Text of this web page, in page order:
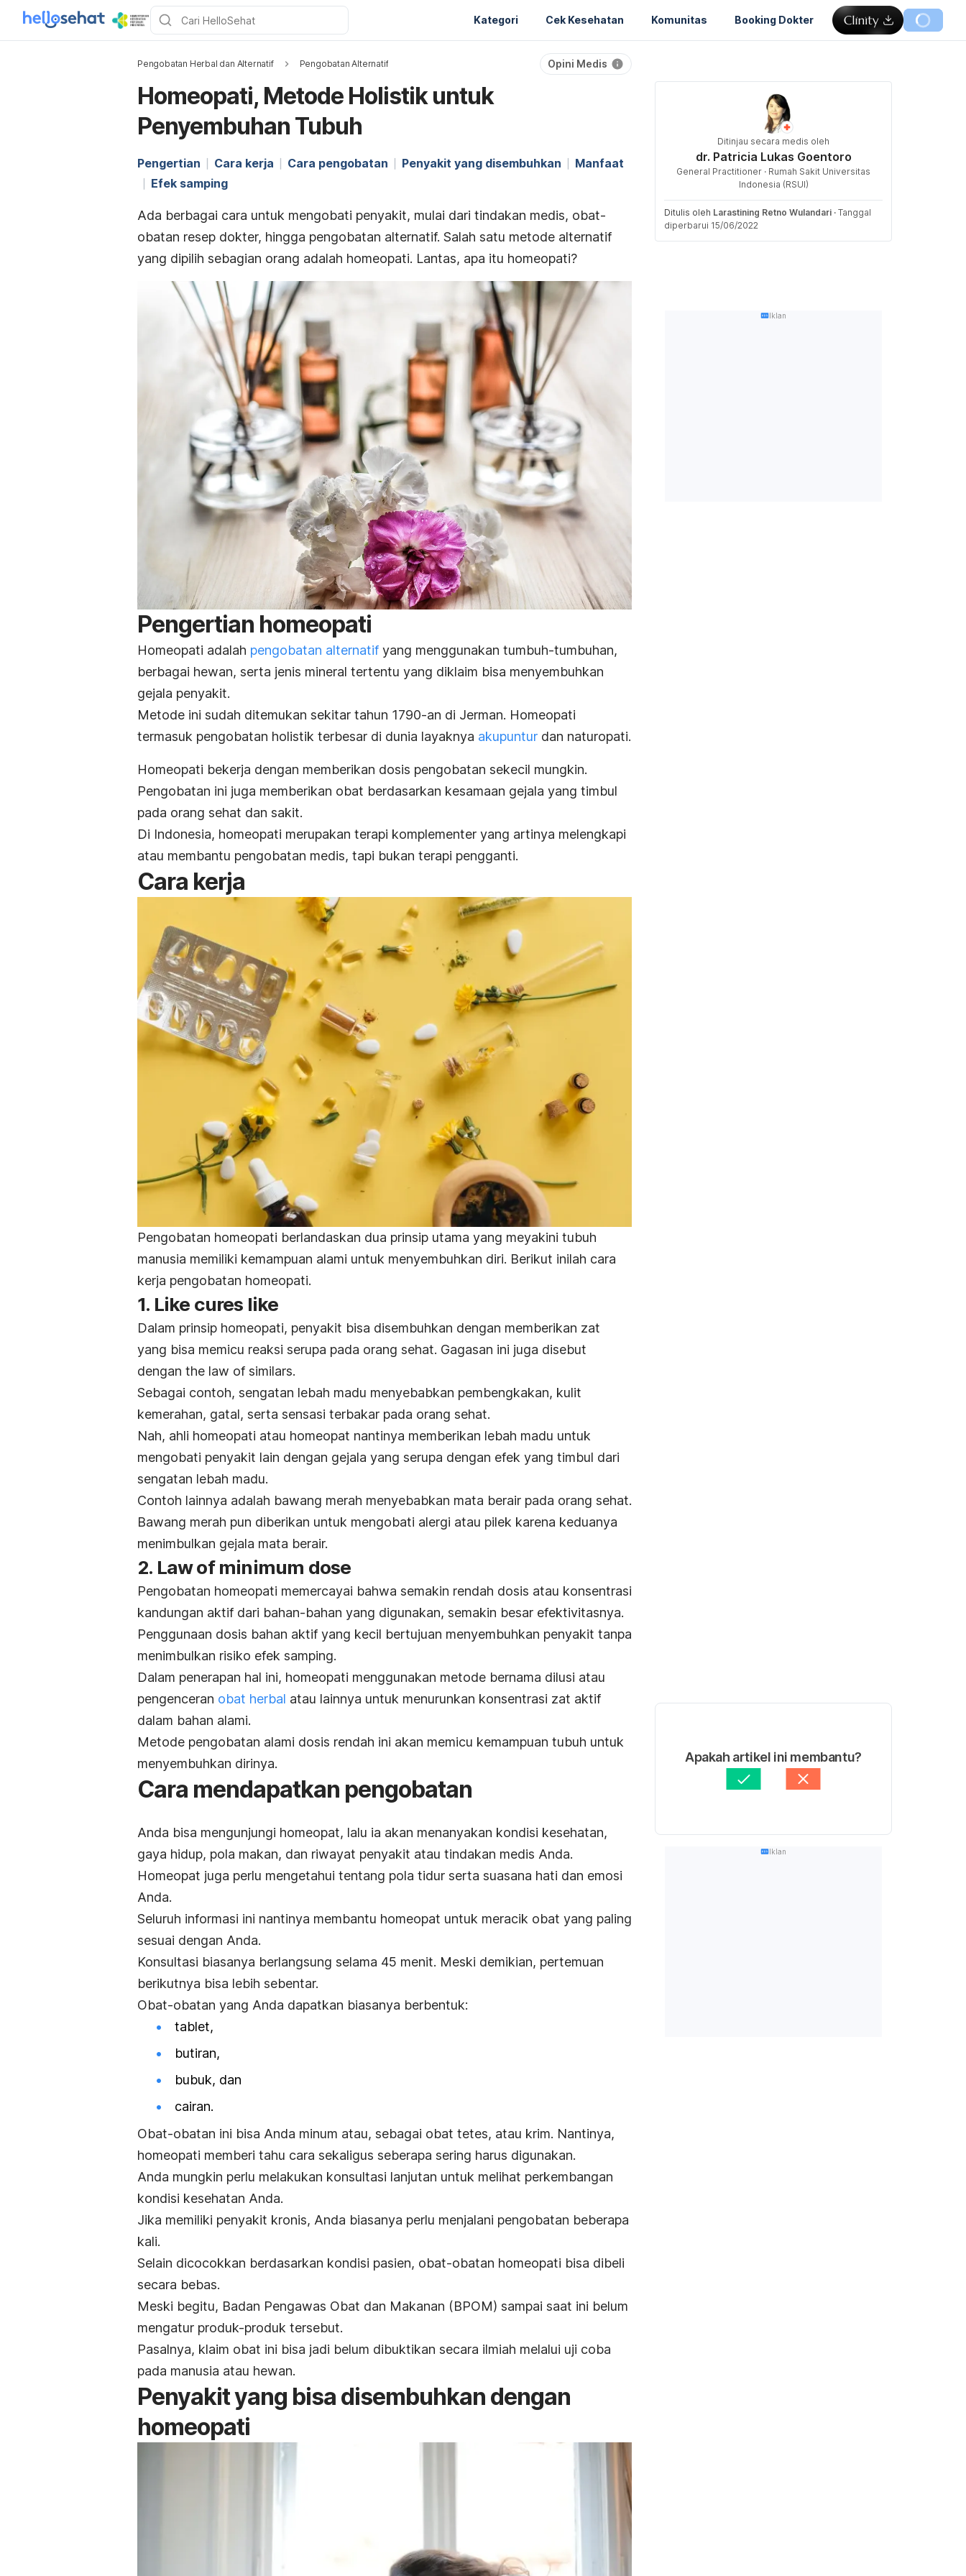
Kategori Cek Kesehatan Komunitas Booking Dokter
Pengobatan Herbal dan Alternatif Pengobatan Alternatif Opini Medis
Homeopati, Metode Holistik untuk
Penyembuhan Tubuh
Pengertian Cara kerja Cara pengobatan Penyakit yang disembuhkan
Manfaat
Efek samping
Ada berbagai cara untuk mengobati penyakit, mulai dari tindakan medis, obat-
obatan resep dokter, hingga pengobatan alternatif. Salah satu metode alternatif
yang dipilih sebagian orang adalah homeopati. Lantas, apa itu homeopati?
Pengertian homeopati
Homeopati adalah pengobatan alternatif yang menggunakan tumbuh-tumbuhan,
berbagai hewan, serta jenis mineral tertentu yang diklaim bisa menyembuhkan
gejala penyakit.
Metode ini sudah ditemukan sekitar tahun 1790-an di Jerman. Homeopati
termasuk pengobatan holistik terbesar di dunia layaknya akupuntur dan naturopati.
Homeopati bekerja dengan memberikan dosis pengobatan sekecil mungkin.
Pengobatan ini juga memberikan obat berdasarkan kesamaan gejala yang timbul
pada orang sehat dan sakit.
Di Indonesia, homeopati merupakan terapi komplementer yang artinya melengkapi
atau membantu pengobatan medis, tapi bukan terapi pengganti.
Cara kerja
Pengobatan homeopati berlandaskan dua prinsip utama yang meyakini tubuh
manusia memiliki kemampuan alami untuk menyembuhkan diri. Berikut inilah cara
kerja pengobatan homeopati.
1. Like cures like
Dalam prinsip homeopati, penyakit bisa disembuhkan dengan memberikan zat
yang bisa memicu reaksi serupa pada orang sehat. Gagasan ini juga disebut
dengan the law of similars.
Sebagai contoh, sengatan lebah madu menyebabkan pembengkakan, kulit
kemerahan, gatal, serta sensasi terbakar pada orang sehat.
Nah, ahli homeopati atau homeopat nantinya memberikan lebah madu untuk
mengobati penyakit lain dengan gejala yang serupa dengan efek yang timbul dari
sengatan lebah madu.
Contoh lainnya adalah bawang merah menyebabkan mata berair pada orang sehat.
Bawang merah pun diberikan untuk mengobati alergi atau pilek karena keduanya
menimbulkan gejala mata berair.
2. Law of minimum dose
Pengobatan homeopati memercayai bahwa semakin rendah dosis atau konsentrasi
kandungan aktif dari bahan-bahan yang digunakan, semakin besar efektivitasnya.
Penggunaan dosis bahan aktif yang kecil bertujuan menyembuhkan penyakit tanpa
menimbulkan risiko efek samping.
Dalam penerapan hal ini, homeopati menggunakan metode bernama dilusi atau
pengenceran obat herbal atau lainnya untuk menurunkan konsentrasi zat aktif
dalam bahan alami.
Metode pengobatan alami dosis rendah ini akan memicu kemampuan tubuh untuk
menyembuhkan dirinya.
Cara mendapatkan pengobatan
Anda bisa mengunjungi homeopat, lalu ia akan menanyakan kondisi kesehatan,
gaya hidup, pola makan, dan riwayat penyakit atau tindakan medis Anda.
Homeopat juga perlu mengetahui tentang pola tidur serta suasana hati dan emosi
Anda.
Seluruh informasi ini nantinya membantu homeopat untuk meracik obat yang paling
sesuai dengan Anda.
Konsultasi biasanya berlangsung selama 45 menit. Meski demikian, pertemuan
berikutnya bisa lebih sebentar.
Obat-obatan yang Anda dapatkan biasanya berbentuk:
tablet,
butiran,
bubuk, dan
cairan.
Obat-obatan ini bisa Anda minum atau, sebagai obat tetes, atau krim. Nantinya,
homeopati memberi tahu cara sekaligus seberapa sering harus digunakan.
Anda mungkin perlu melakukan konsultasi lanjutan untuk melihat perkembangan
kondisi kesehatan Anda.
Jika memiliki penyakit kronis, Anda biasanya perlu menjalani pengobatan beberapa
kali.
Selain dicocokkan berdasarkan kondisi pasien, obat-obatan homeopati bisa dibeli
secara bebas.
Meski begitu, Badan Pengawas Obat dan Makanan (BPOM) sampai saat ini belum
mengatur produk-produk tersebut.
Pasalnya, klaim obat ini bisa jadi belum dibuktikan secara ilmiah melalui uji coba
pada manusia atau hewan.
Penyakit yang bisa disembuhkan dengan
homeopati
Ditinjau secara medis oleh
dr. Patricia Lukas Goentoro
General Practitioner · Rumah Sakit Universitas
Indonesia (RSUI)
Ditulis oleh Larastining Retno Wulandari · Tanggal
diperbarui 15/06/2022
Iklan
Apakah artikel ini membantu?
Iklan